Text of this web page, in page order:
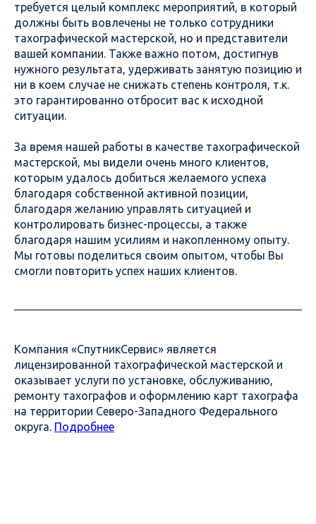
требуется целый комплекс мероприятий, в который
должны быть вовлечены не только сотрудники
тахографической мастерской, но и представители
вашей компании. Также важно потом, достигнув
нужного результата, удерживать занятую позицию и
ни в коем случае не снижать степень контроля, т.к.
это гарантированно отбросит вас к исходной
ситуации.
За время нашей работы в качестве тахографической
мастерской, мы видели очень много клиентов,
которым удалось добиться желаемого успеха
благодаря собственной активной позиции,
благодаря желанию управлять ситуацией и
контролировать бизнес-процессы, а также
благодаря нашим усилиям и накопленному опыту.
Мы готовы поделиться своим опытом, чтобы Вы
смогли повторить успех наших клиентов.
Компания «СпутникСервис» является
лицензированной тахографической мастерской и
оказывает услуги по установке, обслуживанию,
ремонту тахографов и оформлению карт тахографа
на территории Северо-Западного Федерального
округа. Подробнее